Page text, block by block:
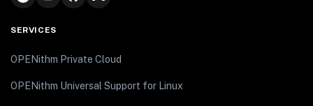
SERVICES
OPENithm Private Cloud
OPENithm Universal Support for Linux